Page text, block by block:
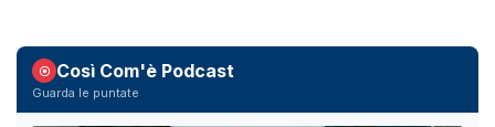
Così Com'è Podcast
Guarda le puntate